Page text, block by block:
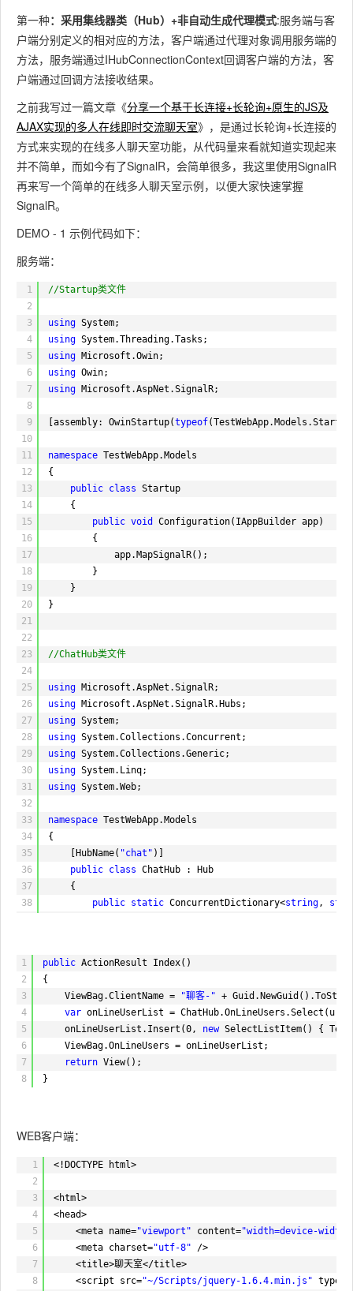
第一种：采用集线器类（Hub）+非自动生成代理模式:服务端与客
户端分别定义的相对应的方法，客户端通过代理对象调用服务端的
方法，服务端通过IHubConnectionContext回调客户端的方法，客
户端通过回调方法接收结果。
之前我写过一篇文章《分享一个基于长连接+长轮询+原生的JS及
AJAX实现的多人在线即时交流聊天室》，是通过长轮询+长连接的
方式来实现的在线多人聊天室功能，从代码量来看就知道实现起来
并不简单，而如今有了SignalR，会简单很多，我这里使用SignalR
再来写一个简单的在线多人聊天室示例，以便大家快速掌握
SignalR。
DEMO - 1 示例代码如下：
服务端：
1
2
3
4
5
6
7
8
9
10
11
12
13
14
15
16
17
18
19
20
21
22
23
24
25
26
27
28
29
30
31
32
33
34
35
36
37
38
41
42
43
44
45
46
47
48
49
52
//Startup类文件
using System;
using System.Threading.Tasks;
using Microsoft.Owin;
using Owin;
using Microsoft.AspNet.SignalR;
[assembly: OwinStartup(typeof
namespace TestWebApp.Models
{
public class Startup
{
public void
Configuration(IAppBuilder app)
{
app.MapSignalR();
}
}
}
//ChatHub类文件
using Microsoft.AspNet.SignalR;
using Microsoft.AspNet.SignalR.Hubs;
using System;
using System.Collections.Concurrent;
using System.Collections.Generic;
using System.Linq;
using System.Web;
namespace TestWebApp.Models
{
[HubName( "chat" )]
public class ChatHub : Hub
{
public static ConcurrentDictionary<string,
{
message =
}
[HubMethodName(
{
string
clientName = Context.QueryString[
1
2
3
4
5
6
7
8
public ActionResult Index()
{
ViewBag.ClientName =
"聊客-" +
var onLineUserList = ChatHub.OnLineUsers.Select(u
onLineUserList.Insert(0, new SelectListItem() {
ViewBag.OnLineUsers = onLineUserList;
return View();
}
WEB客户端：
1
2
3
4
5
6
7
8
<!DOCTYPE html>
<html>
<head>
<meta name="viewport" content="width=device-width"
<meta charset="utf-8"
/>
<title>聊天室</title>
<script src="~/Scripts/jquery-1.6.4.min.js" type=